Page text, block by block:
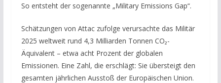
So entsteht der sogenannte „Military Emissions Gap“.
Schätzungen von Attac zufolge verursachte das Militär
2025 weltweit rund 4,3 Milliarden Tonnen CO₂-
Äquivalent – etwa acht Prozent der globalen
Emissionen. Eine Zahl, die erschlägt: Sie übersteigt den
gesamten jährlichen Ausstoß der Europäischen Union.